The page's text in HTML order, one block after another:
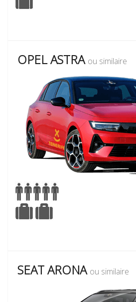
OPEL ASTRA ou similaire
SEAT ARONA ou similaire